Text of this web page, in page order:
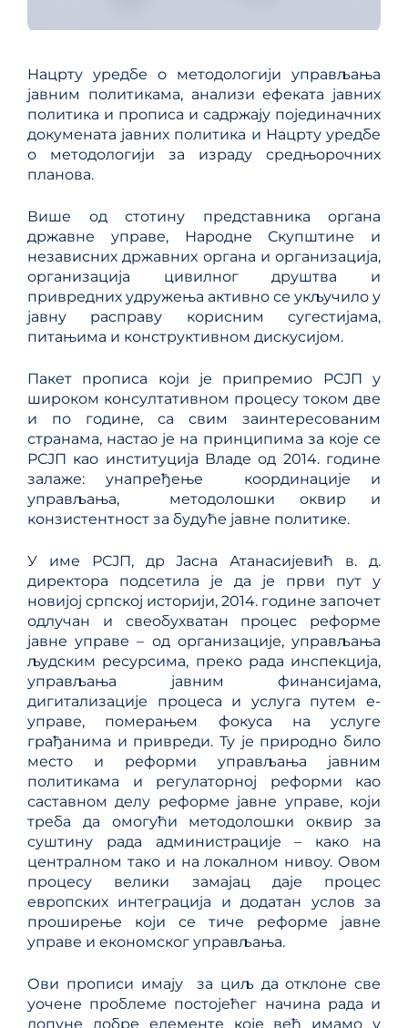
Нацрту уредбе о методологији управљањa
јавним политикама, анализи ефеката јавних
политика и прописа и садржају појединачних
докумената јавних политика и Нацрту уредбе
о методологији за израду средњорочних
планова.
Више од стотину представника органа
државне управе, Народне Скупштине и
независних државних органа и организација,
организација цивилног друштва и
привредних удружења активно се укључило у
јавну расправу корисним сугестијама,
питањима и конструктивном дискусијом.
Пакет прописа који је припремио РСЈП у
широком консултативном процесу током две
и по године, са свим заинтересованим
странама, настао је на принципима за које се
РСЈП као институција Владе од 2014. године
залаже: унапређење координације и
управљања, методолошки оквир и
конзистентност за будуће јавне политике.
У име РСЈП, др Јасна Атанасијевић в. д.
директора подсетила је да је први пут у
новијој српској историји, 2014. године започет
одлучан и свеобухватан процес реформе
јавне управе – од организације, управљања
људским ресурсима, преко рада инспекција,
управљања јавним финансијама,
дигитализације процеса и услуга путем е-
управе, померањем фокуса на услуге
грађанима и привреди. Ту је природно било
место и реформи управљања јавним
политикама и регулаторној реформи као
саставном делу реформе јавне управе, који
треба да омогући методолошки оквир за
суштину рада администрације – како на
централном тако и на локалном нивоу. Овом
процесу велики замајац даје процес
eвропских интеграција и додатан услов за
проширење који се тиче реформе јавне
управе и економског управљања.
Ови прописи имају за циљ да отклоне све
уочене проблеме постојећег начина рада и
допуне добре елементе које већ имамо у